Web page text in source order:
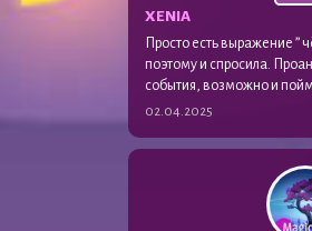
XENIA
Просто есть выражение ”
поэтому и спросила.
события, возможно и
02.04.2025